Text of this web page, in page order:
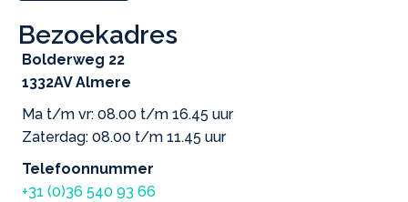
Bezoekadres
Bolderweg 22
1332AV Almere
Ma t/m vr: 08.00 t/m 16.45 uur
Zaterdag: 08.00 t/m 11.45 uur
Telefoonnummer
+31 (0)36 540 93 66